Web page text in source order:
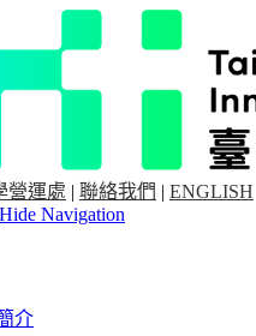
營運處 | 聯絡我們 | ENGLISH
Hide Navigation
介